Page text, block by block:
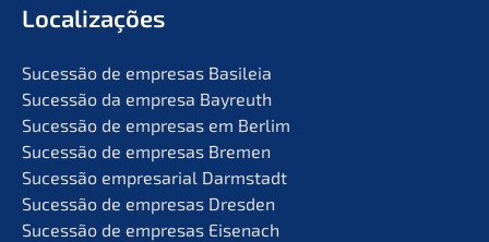
Locali­za­ções
Suces­são de empre­sas Basileia
Suces­são da empre­sa Bayreuth
Suces­são de empre­sas em Berlim
Suces­são de empre­sas Bremen
Suces­são empre­sa­ri­al Darmstadt
Suces­são de empre­sas Dresden
Suces­são de empre­sas Eisenach